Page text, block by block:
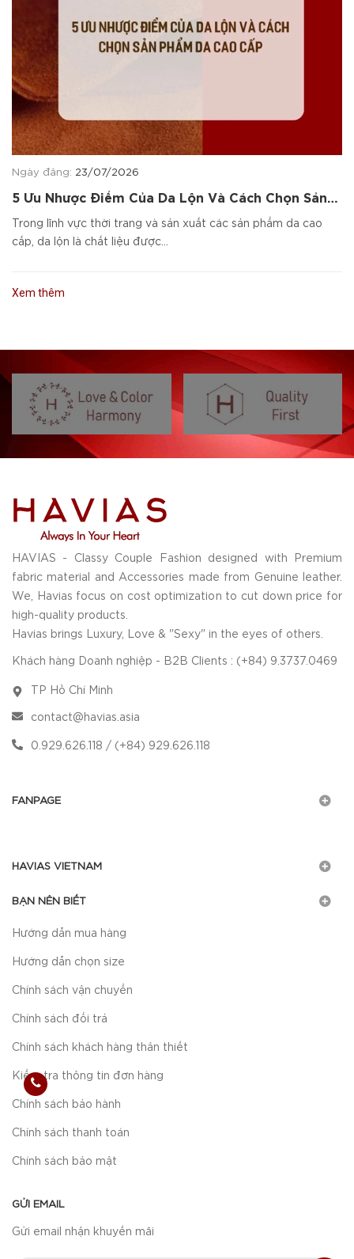
Ngày đăng: 23/07/2026
5 Ưu Nhược Điểm Của Da Lộn Và Cách Chọn Sản
Trong lĩnh vực thời trang và sản xuất các sản phẩm da cao
cấp, da lộn là chất liệu được...
Xem thêm
HAVIAS - Classy Couple Fashion designed with Premium
fabric material and Accessories made from Genuine leather.
We, Havias focus on cost optimization to cut down price for
high-quality products.
Havias brings Luxury, Love & "Sexy" in the eyes of others.
Khách hàng Doanh nghiệp - B2B Clients : (+84) 9.3737.0469
TP Hồ Chí Minh
contact@havias.asia
0.929.626.118 / (+84) 929.626.118
FANPAGE
HAVIAS VIETNAM
BẠN NÊN BIẾT
Hướng dẫn mua hàng
Hướng dẫn chọn size
Chính sách vận chuyển
Chính sách đổi trả
Chính sách khách hàng thân thiết
Kiểm tra thông tin đơn hàng
Chính sách bảo hành
Chính sách thanh toán
Chính sách bảo mật
GỬI EMAIL
Gửi email nhận khuyến mãi